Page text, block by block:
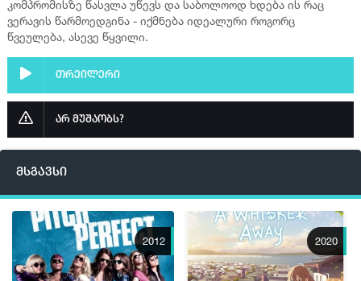
კომპრომისზე წასვლა უწევს და საბოლოოდ ხდება ის რაც
ვერავის წარმოედგინა - იქმნება იდეალური როგორც
წვეულება, ასევე წყვილი.
თრეილერი
არ მუშაობს?
მსგავსი
2012 2020